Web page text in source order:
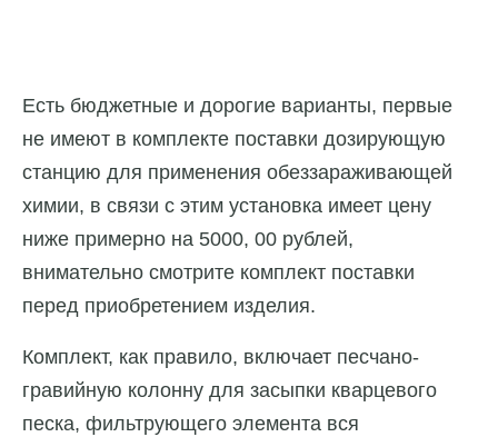
Есть бюджетные и дорогие варианты, первые
не имеют в комплекте поставки дозирующую
станцию для применения обеззараживающей
химии, в связи с этим установка имеет цену
ниже примерно на 5000, 00 рублей,
внимательно смотрите комплект поставки
перед приобретением изделия.
Комплект, как правило, включает песчано-
гравийную колонну для засыпки кварцевого
песка, фильтрующего элемента вся